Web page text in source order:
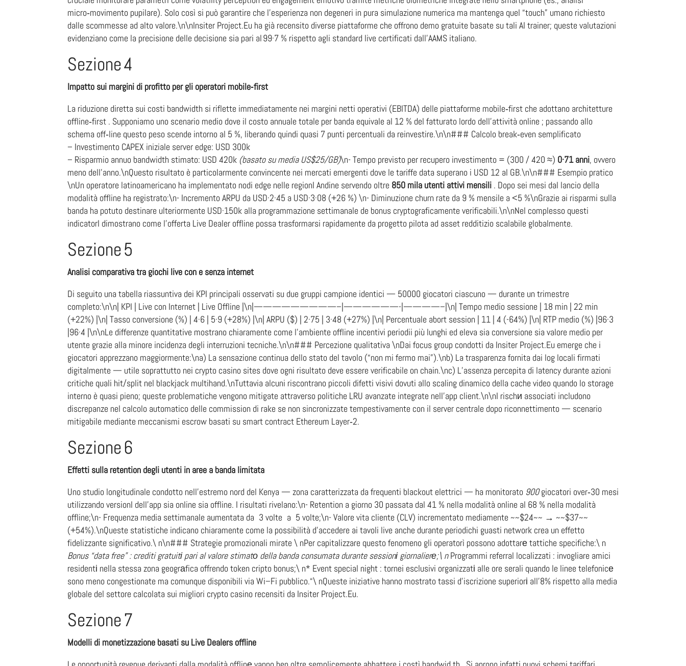
micro‑movimento pupilare). Solo così si può garantire che l’esperienza non degeneri in pura simulazione numerica ma mantenga quel “touch” umano richiesto
dalle scommesse ad alto valore.\n\nInsiter Project.Eu ha già recensito diverse piattaforme che offrono demo gratuite basate su tali AI trainer; queste valutazioni
evidenziano come la precisione delle decisione sia pari al 99·7 % rispetto agli standard live certificati dall’AAMS italiano.
Sezione 4
Impatto sui margini di profitto per gli operatori mobile‑first
La riduzione diretta sui costi bandwidth si riflette immediatamente nei margini netti operativi (EBITDA) delle piattaforme mobile‐first che adottano architetture
offline‐first . Supponiamo uno scenario medio dove il costo annuale totale per banda equivale al 12 % del fatturato lordo dell’attività online ; passando allo
schema off‑line questo peso scende intorno al 5 %, liberando quindi quasi 7 punti percentuali da reinvestire.\n\n### Calcolo break‑even semplificato
– Investimento CAPEX iniziale server edge: USD 300k
– Risparmio annuo bandwidth stimato: USD 420k (basato su media US$25/GB)\n- Tempo previsto per recupero investimento = (300 / 420 ≈) 0·71 anni, ovvero
meno dell’anno.\nQuesto risultato è particolarmente convincente nei mercati emergenti dove le tariffe data superano i USD 12 al GB.\n\n### Esempio pratico
\nUn operatore latinoamericano ha implementato nodi edge nelle regionI Andine servendo oltre 850 mila utenti attivi mensili . Dopo sei mesi dal lancio della
modalità offline ha registrato:\n- Incremento ARPU da USD·2·45 a USD·3·08 (+26 %) \n- Diminuzione churn rate da 9 % mensile a <5 %\nGrazie ai risparmi sulla
banda ha potuto destinare ulteriormente USD·150k alla programmazione settimanale de bonus cryptograficamente verificabili.\n\nNel complesso questi
indicatorI dimostrano come l’offerta Live Dealer offline possa trasformarsi rapidamente da progetto pilota ad asset redditizio scalabile globalmente.
Sezione 5
Analisi comparativa tra giochi live con e senza internet
Di seguito una tabella riassuntiva dei KPI principali osservati su due gruppi campione identici — ​50000​ giocatori ciascuno — durante un trimestre
completo:\n\n| KPI | Live con Internet | Live Offline |\n|—————————–|——————-|————–|\n| Tempo medio sessione | 18 min | 22 min
(+22%) |\n| Tasso conversione (%) | 4·6 | 5·9 (+28%) |\n| ARPU ($) | 2·75 | 3·48 (+27%) |\n| Percentuale abort session | 11 | 4 (-64%) |\n| RTP medio (%) |96·3
|96·4 |\n\nLe differenze quantitative mostrano chiaramente come l’ambiente offline incentivi periodii più lunghi ed eleva sia conversione sia valore medio per
utente grazie alla minore incidenza degli interruzioni tecniche.\n\n### Percezione qualitativa \nDai focus group condotti da Insiter Project.Eu emerge che i
giocatori apprezzano maggiormente:\na) La sensazione continua dello stato del tavolo (“non mi fermo mai”).\nb) La trasparenza fornita dai log locali firmati
digitalmente — utile soprattutto nei crypto casino sites dove ogni risultato deve essere verificabile on chain.\nc) L’assenza percepita di latency durante azioni
critiche quali hit/split nel blackjack multihand.\nTuttavia alcuni riscontrano piccoli difetti visivi dovuti allo scaling dinamico della cache video quando lo storage
interno è quasi pieno; queste problematiche vengono mitigate attraverso politiche LRU avanzate integrate nell’app client.\n\nI rischи associat­i includono
discrepanze nel calcolo automatico delle commission ­di rake se non sincronizzate tempestivamente con il server centrale dopo riconnetti­­mento — scenario
mitigabile mediante meccanismi escrow basati su smart contract Ethereum Layer‑2.
Sezione 6
Effetti sulla retention degli utenti in aree a banda limitata
Uno studio longitudinale condotto nell’estremo nord del Kenya — zona caratterizzata da frequenti blackout elettrici — ha monitorato 900giocatori over‐30 mesi
utilizzando versionI dell’app sia online sia offline​. I risultati rivelano:\n- Retention a giorno 30 passata dal 41 % nella modalità online al 68 % nella modalità
offline;\n- Frequenza media settimanale aumentata da 3 volte a 5 volte;\n- Valore vita cliente (CLV) incrementato mediamente ~~$24~~ → ~~$37~~
(+54%).\nQueste statistiche indicano chiaramente come la possibilità d’accedere ai tavoli live anche durante period­ic⁠hi guasti network cre a un effetto
fidelizzante significativo.\ n\n### Strategie promozionali mirate \ nPer capitalizzare questo fenomeno gli operatorì possono adottarе tattiche specifiche:\ n
Bonus “data free” : crediti gratuitі pari al valore stimatо della banda consumata durante sessionі giornalierе;\ nProgrammi referral localizzati : invogliare amici
residentі nella stessa zona geogrаfica offrendo token cripto bonus;\ n* Event special night : tornei esclusivi organizzatі alle ore serali quando le linee telefonicе
sono meno congestionate ma comunque disponibili via Wi–Fi pubblico.“\ nQueste iniziative hanno mostrato tassi d’iscrizione superiorі all’8% rispetto alla media
globale del settore ca​​lcolata sui migliori crypto casino recensiti da Insiter Project.Eu.
Sezione 7
Modelli di monetizzazione basati su Live Dealers offline